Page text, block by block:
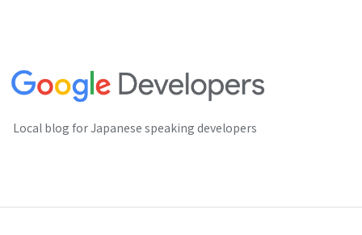
Local blog for Japanese speaking developers